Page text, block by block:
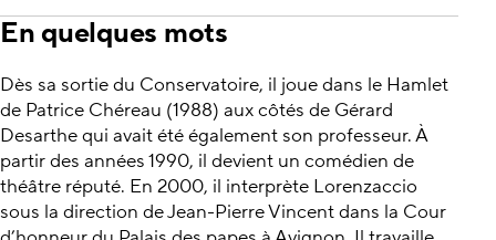
En quelques mots
Dès sa sortie du Conservatoire, il joue dans le Hamlet
de Patrice Chéreau (1988) aux côtés de Gérard
Desarthe qui avait été également son professeur. À
partir des années 1990, il devient un comédien de
théâtre réputé. En 2000, il interprète Lorenzaccio
sous la direction de Jean-Pierre Vincent dans la Cour